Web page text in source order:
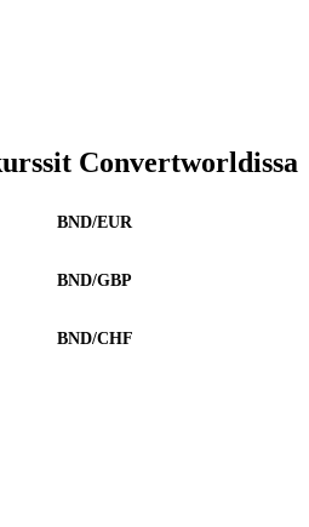
Convertworldissa
BND/EUR
BND/GBP
BND/CHF